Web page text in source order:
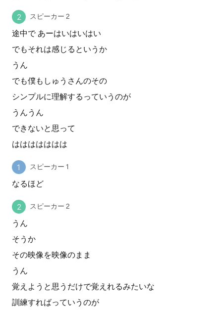
スピーカー 2
途中で あーはいはいはい
でもそれは感じるというか
うん
でも僕もしゅうさんのその
シンプルに理解するっていうのが
うんうん
できないと思って
ははははははは
スピーカー 1
なるほど
スピーカー 2
うん
そうか
その映像を映像のまま
うん
覚えようと思うだけで覚えれるみたいな
訓練すればっていうのが